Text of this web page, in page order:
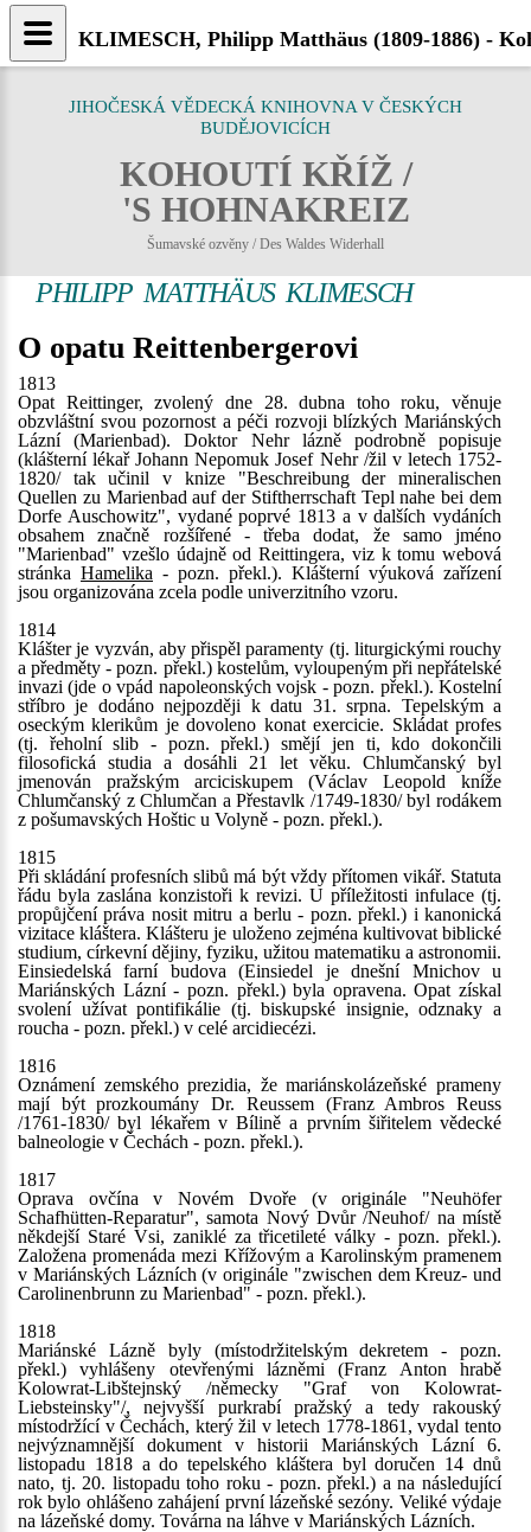
JIHOČESKÁ VĚDECKÁ KNIHOVNA V ČESKÝCH
BUDĚJOVICÍCH
KOHOUTÍ KŘÍŽ /
'S HOHNAKREIZ
Šumavské ozvěny / Des Waldes Widerhall
PHILIPP MATTHÄUS KLIMESCH
O opatu Reittenbergerovi
1813
Opat Reittinger, zvolený dne 28. dubna toho roku, věnuje
obzvláštní svou pozornost a péči rozvoji blízkých Mariánských
Lázní (Marienbad). Doktor Nehr lázně podrobně popisuje
(klášterní lékař Johann Nepomuk Josef Nehr /žil v letech 1752-
1820/ tak učinil v knize "Beschreibung der mineralischen
Quellen zu Marienbad auf der Stiftherrschaft Tepl nahe bei dem
Dorfe Auschowitz", vydané poprvé 1813 a v dalších vydáních
obsahem značně rozšířené - třeba dodat, že samo jméno
"Marienbad" vzešlo údajně od Reittingera, viz k tomu webová
stránka Hamelika - pozn. překl.). Klášterní výuková zařízení
jsou organizována zcela podle univerzitního vzoru.
1814
Klášter je vyzván, aby přispěl paramenty (tj. liturgickými rouchy
a předměty - pozn. překl.) kostelům, vyloupeným při nepřátelské
invazi (jde o vpád napoleonských vojsk - pozn. překl.). Kostelní
stříbro je dodáno nejpozději k datu 31. srpna. Tepelským a
oseckým klerikům je dovoleno konat exercicie. Skládat profes
(tj. řeholní slib - pozn. překl.) smějí jen ti, kdo dokončili
filosofická studia a dosáhli 21 let věku. Chlumčanský byl
jmenován pražským arciciskupem (Václav Leopold kníže
Chlumčanský z Chlumčan a Přestavlk /1749-1830/ byl rodákem
z pošumavských Hoštic u Volyně - pozn. překl.).
1815
Při skládání profesních slibů má být vždy přítomen vikář. Statuta
řádu byla zaslána konzistoři k revizi. U příležitosti infulace (tj.
propůjčení práva nosit mitru a berlu - pozn. překl.) i kanonická
vizitace kláštera. Klášteru je uloženo zejména kultivovat biblické
studium, církevní dějiny, fyziku, užitou matematiku a astronomii.
Einsiedelská farní budova (Einsiedel je dnešní Mnichov u
Mariánských Lázní - pozn. překl.) byla opravena. Opat získal
svolení užívat pontifikálie (tj. biskupské insignie, odznaky a
roucha - pozn. překl.) v celé arcidiecézi.
1816
Oznámení zemského prezidia, že mariánskolázeňské prameny
mají být prozkoumány Dr. Reussem (Franz Ambros Reuss
/1761-1830/ byl lékařem v Bílině a prvním šiřitelem vědecké
balneologie v Čechách - pozn. překl.).
1817
Oprava ovčína v Novém Dvoře (v originále "Neuhöfer
Schafhütten-Reparatur", samota Nový Dvůr /Neuhof/ na místě
někdejší Staré Vsi, zaniklé za třicetileté války - pozn. překl.).
Založena promenáda mezi Křížovým a Karolinským pramenem
v Mariánských Lázních (v originále "zwischen dem Kreuz- und
Carolinenbrunn zu Marienbad" - pozn. překl.).
1818
Mariánské Lázně byly (místodržitelským dekretem - pozn.
překl.) vyhlášeny otevřenými lázněmi (Franz Anton hrabě
Kolowrat-Libštejnský /německy "Graf von Kolowrat-
Liebsteinsky"/, nejvyšší purkrabí pražský a tedy rakouský
místodržící v Čechách, který žil v letech 1778-1861, vydal tento
nejvýznamnější dokument v historii Mariánských Lázní 6.
listopadu 1818 a do tepelského kláštera byl doručen 14 dnů
nato, tj. 20. listopadu toho roku - pozn. překl.) a na následující
rok bylo ohlášeno zahájení první lázeňské sezóny. Veliké výdaje
na lázeňské domy. Továrna na láhve v Mariánských Lázních.
KLIMESCH, Philipp Matthäus (1809-1886) -